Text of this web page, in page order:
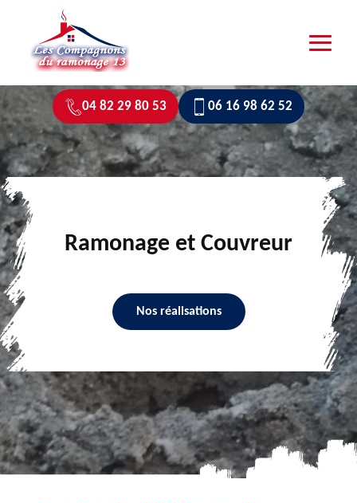
04 82 29 80 53 06 16 98 62 52
Ramonage et Couvreur
Nos réalisations